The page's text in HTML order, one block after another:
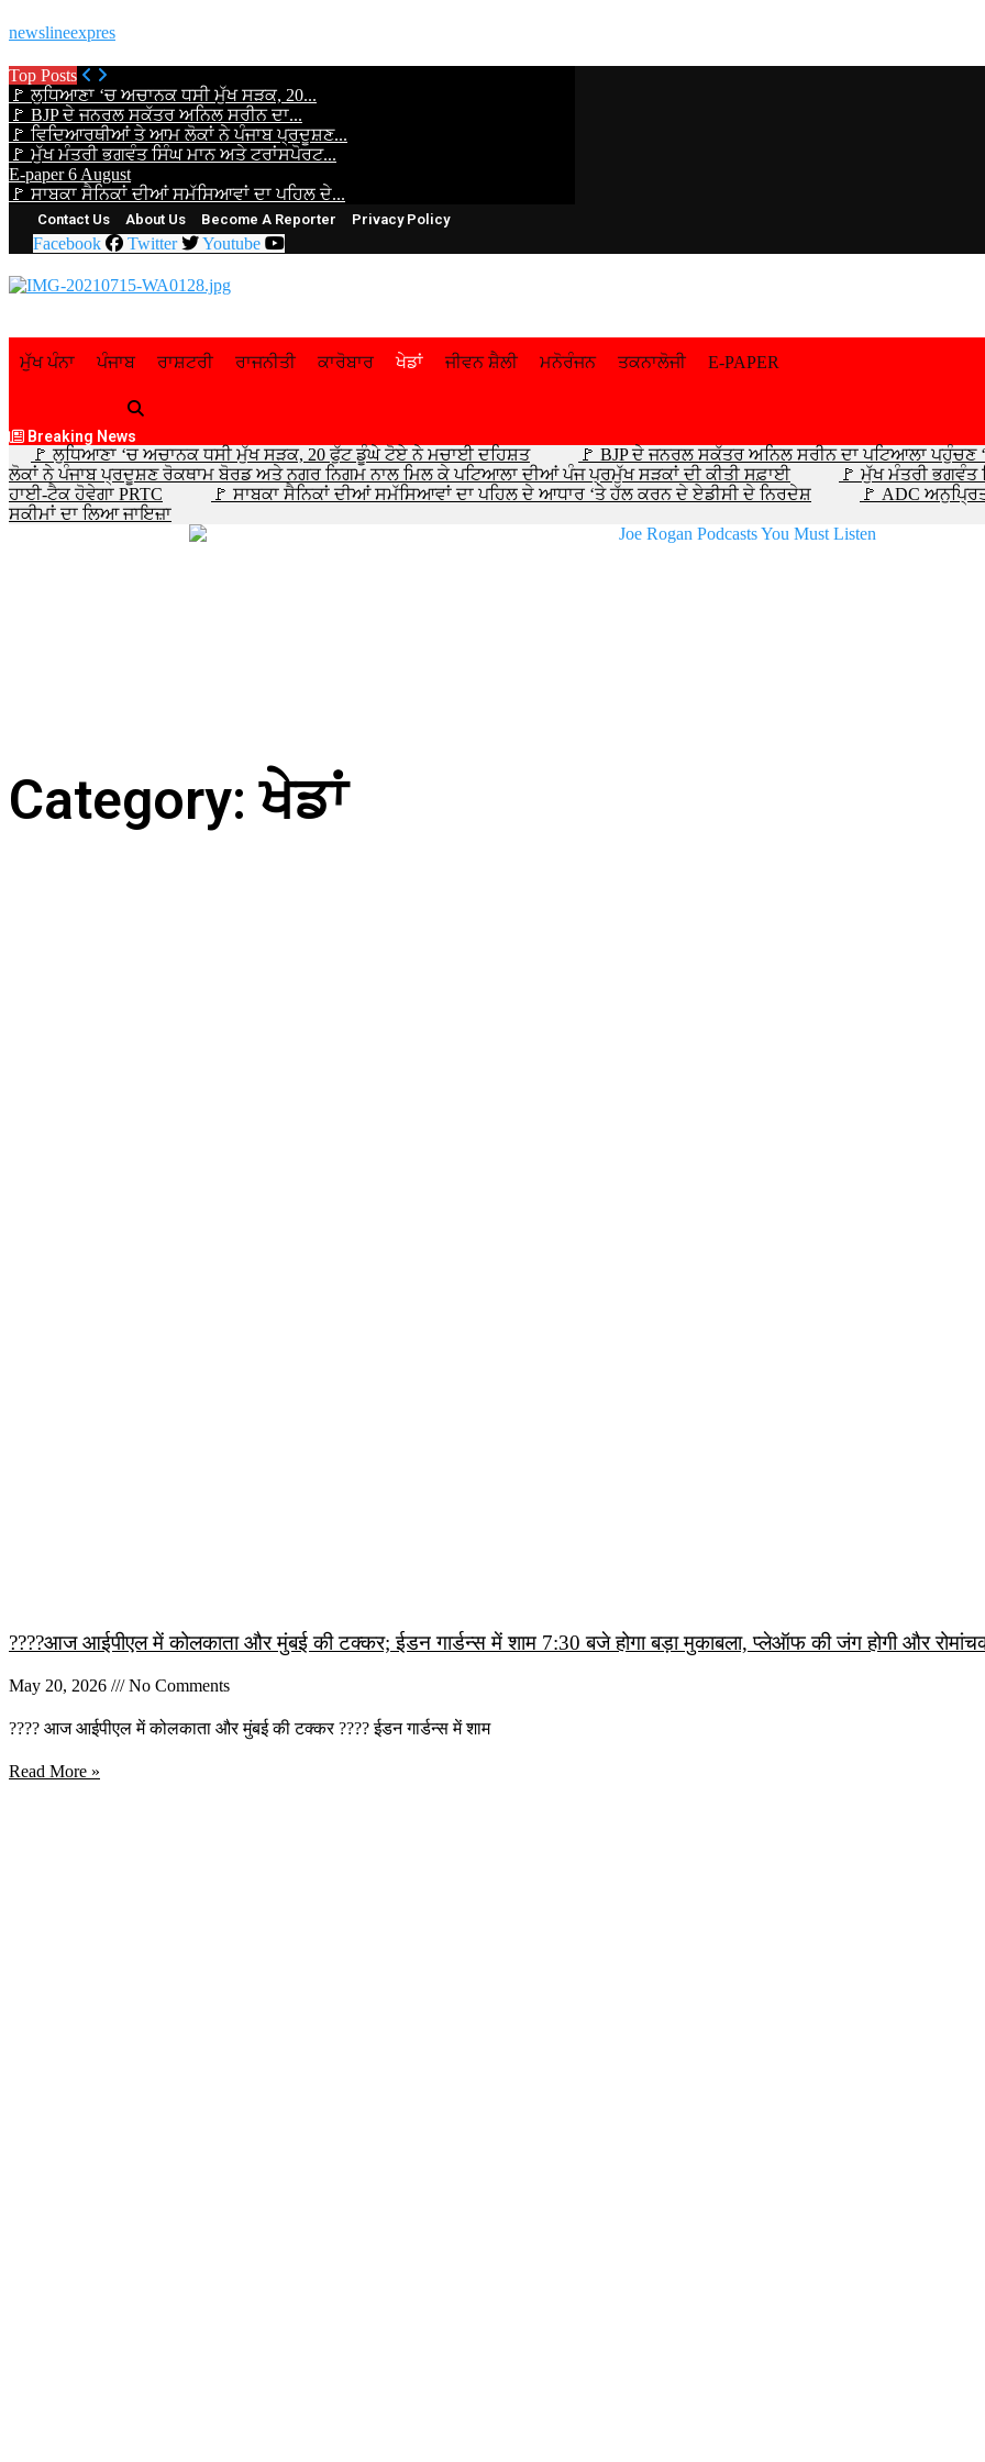
newslineexpres
Top Posts
🚩 ਲੁਧਿਆਣਾ ‘ਚ ਅਚਾਨਕ ਧਸੀ ਮੁੱਖ ਸੜਕ, 20...
🚩 BJP ਦੇ ਜਨਰਲ ਸਕੱਤਰ ਅਨਿਲ ਸਰੀਨ ਦਾ...
🚩 ਵਿਦਿਆਰਥੀਆਂ ਤੇ ਆਮ ਲੋਕਾਂ ਨੇ ਪੰਜਾਬ ਪ੍ਰਦੂਸ਼ਣ...
🚩 ਮੁੱਖ ਮੰਤਰੀ ਭਗਵੰਤ ਸਿੰਘ ਮਾਨ ਅਤੇ ਟਰਾਂਸਪੋਰਟ...
E-paper 6 August
🚩 ਸਾਬਕਾ ਸੈਨਿਕਾਂ ਦੀਆਂ ਸਮੱਸਿਆਵਾਂ ਦਾ ਪਹਿਲ ਦੇ...
Contact Us About Us Become A Reporter Privacy Policy
Facebook Twitter Youtube
ਮੁੱਖ ਪੰਨਾ ਪੰਜਾਬ ਰਾਸ਼ਟਰੀ ਰਾਜਨੀਤੀ ਕਾਰੋਬਾਰ ਖੇਡਾਂ ਜੀਵਨ ਸ਼ੈਲੀ ਮਨੋਰੰਜਨ ਤਕਨਾਲੋਜੀ E-PAPER
Breaking News
🚩 ਲੁਧਿਆਣਾ ‘ਚ ਅਚਾਨਕ ਧਸੀ ਮੁੱਖ ਸੜਕ, 20 ਫੁੱਟ ਡੂੰਘੇ ਟੋਏ ਨੇ ਮਚਾਈ ਦਹਿਸ਼ਤ
🚩 BJP ਦੇ ਜਨਰਲ ਸਕੱਤਰ ਅਨਿਲ ਸਰੀਨ ਦਾ ਪਟਿਆਲਾ ਪਹੁੰਚਣ
ਲੋਕਾਂ ਨੇ ਪੰਜਾਬ ਪ੍ਰਦੂਸ਼ਣ ਰੋਕਥਾਮ ਬੋਰਡ ਅਤੇ ਨਗਰ ਨਿਗਮ ਨਾਲ ਮਿਲ ਕੇ ਪਟਿਆਲਾ ਦੀਆਂ ਪੰਜ ਪ੍ਰਮੁੱਖ ਸੜਕਾਂ ਦੀ ਕੀਤੀ ਸਫ਼ਾਈ
🚩 ਮੁੱਖ ਮੰਤਰੀ ਭਗਵੰਤ
ਹਾਈ-ਟੈਕ ਹੋਵੇਗਾ PRTC
🚩 ਸਾਬਕਾ ਸੈਨਿਕਾਂ ਦੀਆਂ ਸਮੱਸਿਆਵਾਂ ਦਾ ਪਹਿਲ ਦੇ ਆਧਾਰ ‘ਤੇ ਹੱਲ ਕਰਨ ਦੇ ਏਡੀਸੀ ਦੇ ਨਿਰਦੇਸ਼
🚩 ADC
ਸਕੀਮਾਂ ਦਾ ਲਿਆ ਜਾਇਜ਼ਾ
Category: ਖੇਡਾਂ
????आज आईपीएल में कोलकाता और मुंबई की टक्कर; ईडन गार्डन्स में शाम 7:30 बजे होगा बड़ा मुकाबला, प्लेऑफ की जंग होगी और
May 20, 2026 No Comments
???? आज आईपीएल में कोलकाता और मुंबई की टक्कर ???? ईडन गार्डन्स में शाम
Read More »